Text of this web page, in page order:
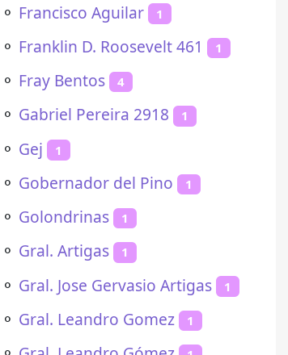
⚬ Francisco Aguilar 1
⚬ Franklin D. Roosevelt 461 1
⚬ Fray Bentos 4
⚬ Gabriel Pereira 2918 1
⚬ Gej 1
⚬ Gobernador del Pino 1
⚬ Golondrinas 1
⚬ Gral. Artigas 1
⚬ Gral. Jose Gervasio Artigas 1
⚬ Gral. Leandro Gomez 1